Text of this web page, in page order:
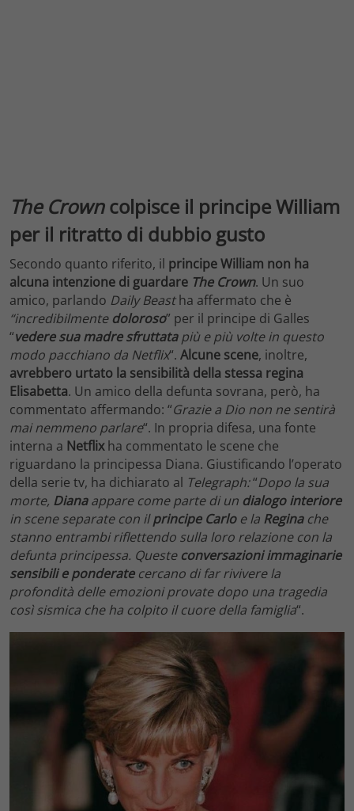
The Crowncolpisce il principe William
per il ritratto di dubbio gusto
Secondo quanto riferito, il principe William non ha
alcuna intenzione di guardare The Crown. Un suo
amico, parlando Daily Beastha affermato che è
“incredibilmente doloroso” per il principe di Galles
“vedere sua madre sfruttatapiù e più volte in questo
modo pacchiano da Netflix“. Alcune scene, inoltre,
avrebbero urtato la sensibilità della stessa regina
Elisabetta. Un amico della defunta sovrana, però, ha
commentato affermando: “Grazie a Dio non ne sentirà
mai nemmeno parlare“. In propria difesa, una fonte
interna a Netflixha commentato le scene che
riguardano la principessa Diana. Giustificando l’operato
della serie tv, ha dichiarato al Telegraph:“Dopo la sua
morte, Dianaappare come parte di un dialogo interiore
in scene separate con ilprincipe Carloe la Reginache
stanno entrambi riflettendo sulla loro relazione con la
defunta principessa. Queste conversazioni immaginarie
sensibili e ponderatecercano di far rivivere la
profondità delle emozioni provate dopo una tragedia
così sismica che ha colpito il cuore della famiglia“.